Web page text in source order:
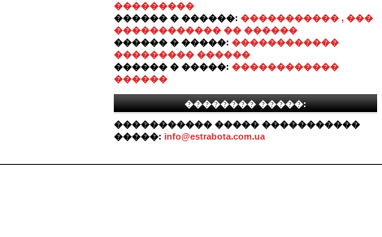
���������
������ � ������: ����������� , ���
������������ �� ������
������ � �����: ������������
��������� ������
������ � �����: ������������
������
�������� �����:
����������� ����� �����������
�����: info@estrabota.com.ua